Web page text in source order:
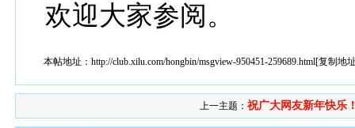
欢迎大家参阅。
本帖地址：http://club.xilu.com/hongbin/msgview-950451-259689.html[复制地
上一主题： 祝广大网友新年快乐